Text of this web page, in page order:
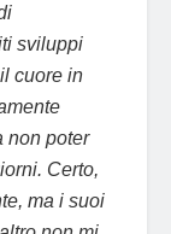
sviluppi
cuore in
non poter
Certo,
ma i suoi